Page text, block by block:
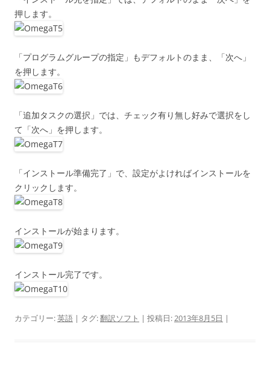
押します。
「プログラムグループの指定」もデフォルトのまま、「次へ」
を押します。
「追加タスクの選択」では、チェック有り無し好みで選択をし
て「次へ」を押します。
「インストール準備完了」で、設定がよければインストールを
クリックします。
インストールが始まります。
インストール完了です。
カテゴリー:英語 | タグ:翻訳ソフト | 投稿日:2013年8月5日 |